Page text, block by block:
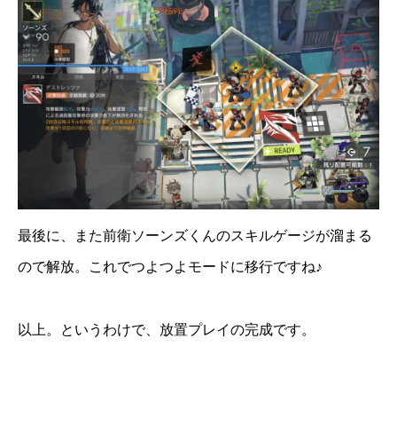
最後に、また前衛ソーンズくんのスキルゲージが溜まる
ので解放。これでつよつよモードに移行ですね♪
以上。というわけで、放置プレイの完成です。